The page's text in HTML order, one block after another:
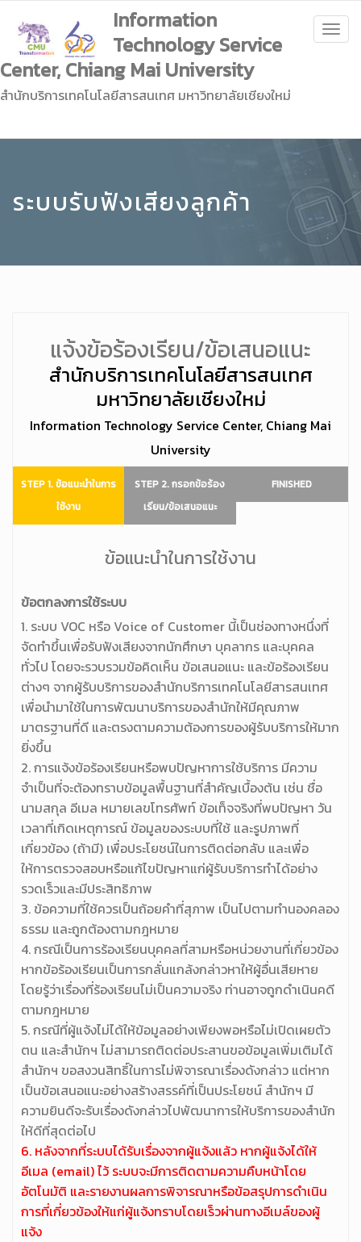
Information
Technology Service
Center, Chiang Mai University
สำนักบริการเทคโนโลยีสารสนเทศ มหาวิทยาลัยเชียงใหม่
ระบบรับฟังเสียงลูกค้า
แจ้งข้อร้องเรียน/ข้อเสนอแนะ
สำนักบริการเทคโนโลยีสารสนเทศ
มหาวิทยาลัยเชียงใหม่
Information Technology Service Center, Chiang Mai
University
STEP 1. ข้อแนะนำในการ
ใช้งาน
STEP 2. กรอกข้อร้อง
เรียน/ข้อเสนอแนะ
FINISHED
ข้อแนะนำในการใช้งาน
ข้อตกลงการใช้ระบบ
1. ระบบ VOC หรือ Voice of Customer นี้เป็นช่องทางหนึ่งที่
จัดทำขึ้นเพื่อรับฟังเสียงจากนักศึกษา บุคลากร และบุคคล
ทั่วไป โดยจะรวบรวมข้อคิดเห็น ข้อเสนอแนะ และข้อร้องเรียน
ต่างๆ จากผู้รับบริการของสำนักบริการเทคโนโลยีสารสนเทศ
เพื่อนำมาใช้ในการพัฒนาบริการของสำนักให้มีคุณภาพ
มาตรฐานที่ดี และตรงตามความต้องการของผู้รับบริการให้มาก
ยิ่งขึ้น
2. การแจ้งข้อร้องเรียนหรือพบปัญหาการใช้บริการ มีความ
จำเป็นที่จะต้องทราบข้อมูลพื้นฐานที่สำคัญเบื้องต้น เช่น ชื่อ
นามสกุล อีเมล หมายเลขโทรศัพท์ ข้อเท็จจริงที่พบปัญหา วัน
เวลาที่เกิดเหตุการณ์ ข้อมูลของระบบที่ใช้ และรูปภาพที่
เกี่ยวข้อง (ถ้ามี) เพื่อประโยชน์ในการติดต่อกลับ และเพื่อ
ให้การตรวจสอบหรือแก้ไขปัญหาแก่ผู้รับบริการทำได้อย่าง
รวดเร็วและมีประสิทธิภาพ
3. ข้อความที่ใช้ควรเป็นถ้อยคำที่สุภาพ เป็นไปตามทำนองคลอง
ธรรม และถูกต้องตามกฎหมาย
4. กรณีเป็นการร้องเรียนบุคคลที่สามหรือหน่วยงานที่เกี่ยวข้อง
หากข้อร้องเรียนเป็นการกลั่นแกล้งกล่าวหาให้ผู้อื่นเสียหาย
โดยรู้ว่าเรื่องที่ร้องเรียนไม่เป็นความจริง ท่านอาจถูกดำเนินคดี
ตามกฎหมาย
5. กรณีที่ผู้แจ้งไม่ได้ให้ข้อมูลอย่างเพียงพอหรือไม่เปิดเผยตัว
ตน และสำนักฯ ไม่สามารถติดต่อประสานขอข้อมูลเพิ่มเติมได้
สำนักฯ ขอสงวนสิทธิ์ในการไม่พิจารณาเรื่องดังกล่าว แต่หาก
เป็นข้อเสนอแนะอย่างสร้างสรรค์ที่เป็นประโยชน์ สำนักฯ มี
ความยินดีจะรับเรื่องดังกล่าวไปพัฒนาการให้บริการของสำนัก
ให้ดีที่สุดต่อไป
6. หลังจากที่ระบบได้รับเรื่องจากผู้แจ้งแล้ว หากผู้แจ้งได้ให้
อีเมล (email) ไว้ ระบบจะมีการติดตามความคืบหน้าโดย
อัตโนมัติ และรายงานผลการพิจารณาหรือข้อสรุปการดำเนิน
การที่เกี่ยวข้องให้แก่ผู้แจ้งทราบโดยเร็วผ่านทางอีเมล์ของผู้
แจ้ง